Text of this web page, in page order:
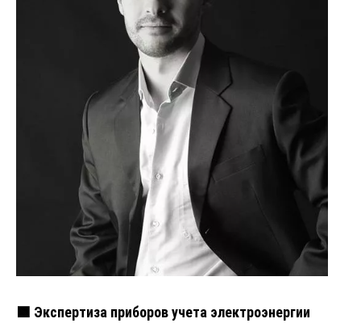
🟩 Экспертиза приборов учета электроэнергии